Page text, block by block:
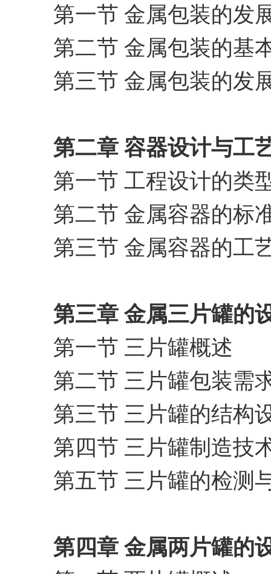
第一节 金属包装的发
第二节 金属包装的基
第三节 金属包装的发
第二章 容器设计与工
第一节 工程设计的类
第二节 金属容器的标
第三节 金属容器的工
第三章 金属三片罐的
第一节 三片罐概述
第二节 三片罐包装需
第三节 三片罐的结构
第四节 三片罐制造技
第五节 三片罐的检测
第四章 金属两片罐的